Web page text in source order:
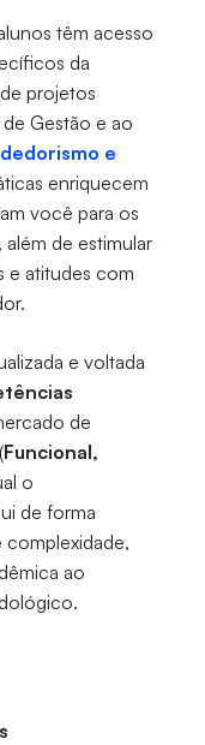
têm acesso
da
projetos
Gestão e ao
e
enriquecem
você para os
de estimular
e atitudes com
e voltada
de
Funcional,
o
de forma
complexidade,
ao